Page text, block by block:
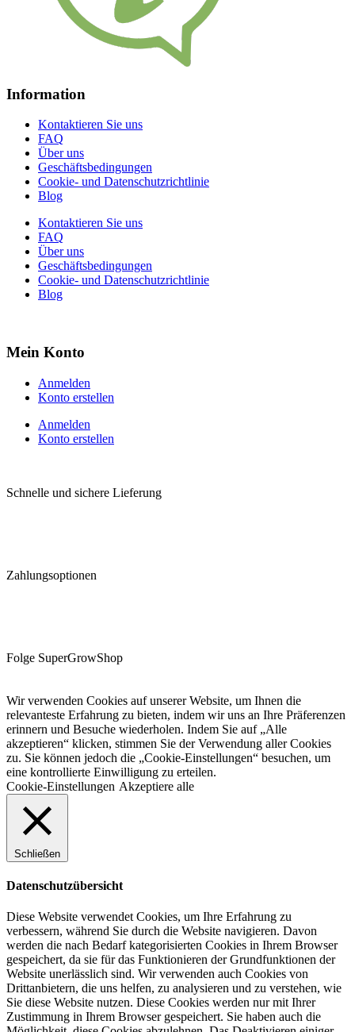
Information
Kontaktieren Sie uns
FAQ
Über uns
Geschäftsbedingungen
Cookie- und Datenschutzrichtlinie
Blog
Kontaktieren Sie uns
FAQ
Über uns
Geschäftsbedingungen
Cookie- und Datenschutzrichtlinie
Blog
Mein Konto
Anmelden
Konto erstellen
Anmelden
Konto erstellen
Schnelle und sichere Lieferung
Zahlungsoptionen
Folge SuperGrowShop
Wir verwenden Cookies auf unserer Website, um Ihnen die
relevanteste Erfahrung zu bieten, indem wir uns an Ihre Präferenzen
erinnern und Besuche wiederholen. Indem Sie auf „Alle
akzeptieren“ klicken, stimmen Sie der Verwendung aller Cookies
zu. Sie können jedoch die „Cookie-Einstellungen“ besuchen, um
eine kontrollierte Einwilligung zu erteilen.
Cookie-Einstellungen Akzeptiere alle
Schließen
Datenschutzübersicht
Diese Website verwendet Cookies, um Ihre Erfahrung zu
verbessern, während Sie durch die Website navigieren. Davon
werden die nach Bedarf kategorisierten Cookies in Ihrem Browser
gespeichert, da sie für das Funktionieren der Grundfunktionen der
Website unerlässlich sind. Wir verwenden auch Cookies von
Drittanbietern, die uns helfen, zu analysieren und zu verstehen, wie
Sie diese Website nutzen. Diese Cookies werden nur mit Ihrer
Zustimmung in Ihrem Browser gespeichert. Sie haben auch die